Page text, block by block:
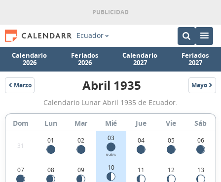
Ecuador
Calendario
2026
Feriados
2026
Calendario
2027
Feriados
2027
Marzo
1935
Calendario
Lunar
Abril
1935
de
Ecuador.
Abril 1935 Mayo
1935
Calendario Lunar Abril 1935 de Ecuador.
Dom Lun Mar Mié Jue Vie Sáb
31
01 02 03
NUEVA
04 05 06
07 08 09 10 11 12 13